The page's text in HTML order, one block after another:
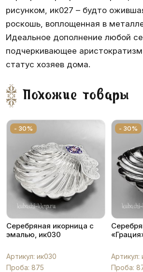
рисунком, ик027 – будто
роскошь, воплощенная в
Идеальное дополнение любой
подчеркивающее
статус хозяев дома.
Похожие товары
- 30%
Серебряная икорница с
эмалью, ик030
Артикул: ик030
Проба: 875
- 30%
Артикул:
Проба: